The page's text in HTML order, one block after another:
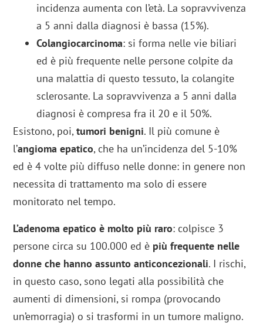
incidenza aumenta con l’età. La sopravvivenza
a 5 anni dalla diagnosi è bassa (15%).
Colangiocarcinoma: si forma nelle vie biliari
ed è più frequente nelle persone colpite da
una malattia di questo tessuto, la colangite
sclerosante. La sopravvivenza a 5 anni dalla
diagnosi è compresa fra il 20 e il 50%.
Esistono, poi,tumori benigni. Il più comune è
l’angioma epatico, che ha un’incidenza del 5-10%
ed è 4 volte più diffuso nelle donne: in genere non
necessita di trattamento ma solo di essere
monitorato nel tempo.
L’adenoma epatico è molto più raro: colpisce 3
persone circa su 100.000 ed è più frequente nelle
donne che hanno assunto anticoncezionali. I rischi,
in questo caso, sono legati alla possibilità che
aumenti di dimensioni, si rompa (provocando
un’emorragia) o si trasformi in un tumore maligno.